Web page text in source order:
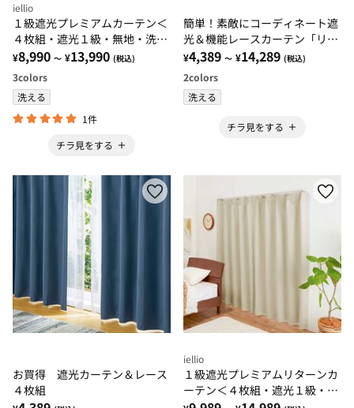
iellio
１級遮光プレミアムカーテン＜
４枚組・遮光１級・無地・洗え
る・形状記憶加工・新生活・イ
ージーオーダー＞
¥8,990 ～ ¥13,990 (税込)
3colors
洗える
1件
チラ見をする
簡単！素敵にコーディネート遮
光＆機能レースカーテン「リー
フ」
¥4,389 ～ ¥14,289 (税込)
2colors
洗える
チラ見をする
お買得 遮光カーテン＆レース
４枚組
iellio
１級遮光プレミアムリターンカ
ーテン＜４枚組・遮光１級・無